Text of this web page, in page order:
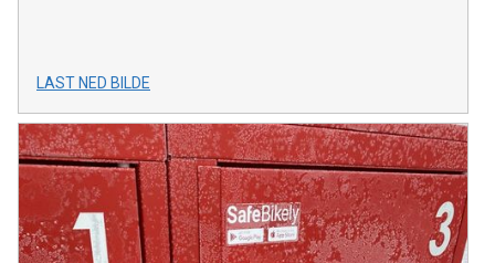
LAST NED BILDE